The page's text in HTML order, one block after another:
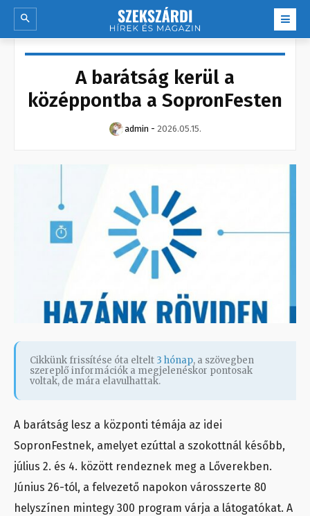
A barátság kerül a
középpontba a SopronFesten
admin - 2026.05.15.
Cikkünk frissítése óta eltelt 3 hónap, a szövegben
szereplő információk a megjelenéskor pontosak
voltak, de mára elavulhattak.
A barátság lesz a központi témája az idei
SopronFestnek, amelyet ezúttal a szokottnál később,
július 2. és 4. között rendeznek meg a Lőverekben.
Június 26-tól, a felvezető napokon városszerte 80
helyszínen mintegy 300 program várja a látogatókat. A